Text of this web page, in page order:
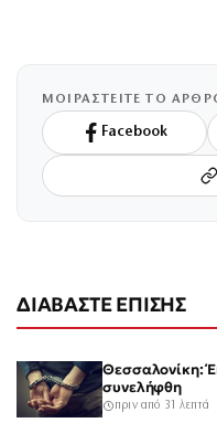
ΜΟΙΡΑΣΤΕΙΤΕ ΤΟ
Facebook
ΔΙΑΒΑΣΤΕ ΕΠΙΣΗΣ
Θεσσαλονίκη:
συνελήφθη
πριν από 31 λεπτά